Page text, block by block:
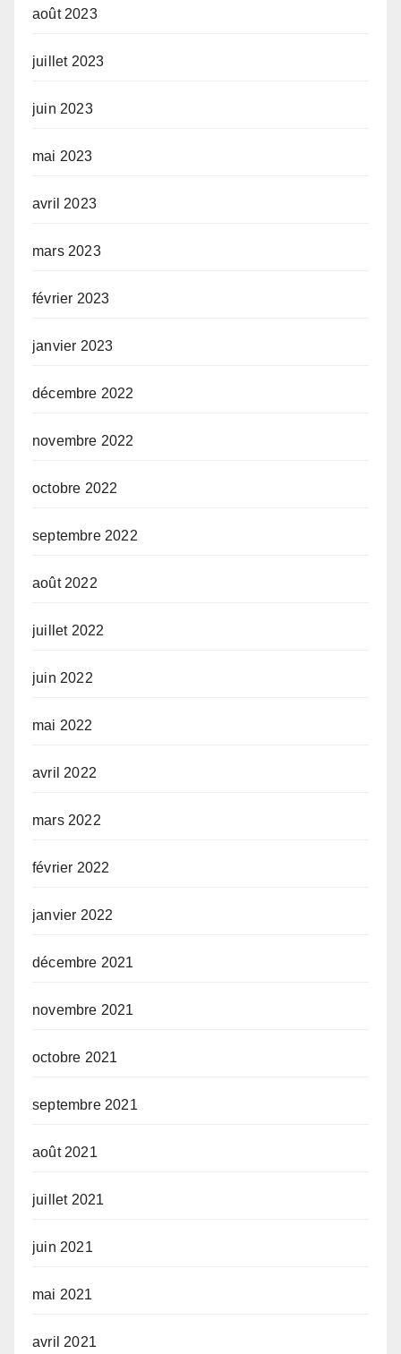
août 2023
juillet 2023
juin 2023
mai 2023
avril 2023
mars 2023
février 2023
janvier 2023
décembre 2022
novembre 2022
octobre 2022
septembre 2022
août 2022
juillet 2022
juin 2022
mai 2022
avril 2022
mars 2022
février 2022
janvier 2022
décembre 2021
novembre 2021
octobre 2021
septembre 2021
août 2021
juillet 2021
juin 2021
mai 2021
avril 2021